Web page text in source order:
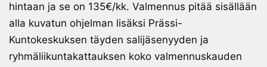
hintaan ja se on 135€/kk. Valmennus pitää sisällään
alla kuvatun ohjelman lisäksi Prässi-
Kuntokeskuksen täyden salijäsenyyden ja
ryhmäliikuntakattauksen koko valmennuskauden